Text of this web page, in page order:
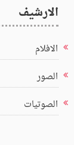
الارشيف
الافلام
الصور
الصوتيات